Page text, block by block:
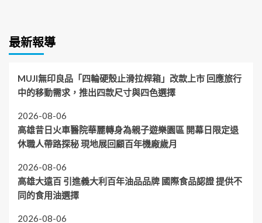
最新報導
MUJI無印良品「四輪硬殼止滑拉桿箱」改款上市 回應旅行
中的移動需求，推出四款尺寸與四色選擇
2026-08-06
高雄昔日火車醫院華麗轉身為親子遊樂園區 開幕日限定退
休職人帶路探秘 現地展回顧百年機廠歲月
2026-08-06
高雄大遠百 引進義大利百年油品品牌 國際食品認證 提供不
同的食用油選擇
2026-08-06